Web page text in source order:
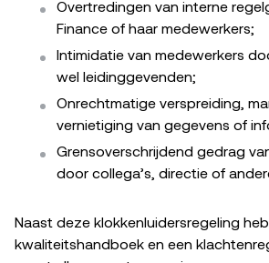
Overtredingen van interne
Finance of haar medewerkers;
Intimidatie van medewerkers
wel leidinggevenden;
Onrechtmatige verspreiding,
vernietiging van gegevens of
Grensoverschrijdend gedrag
door collega’s, directie of
Naast deze klokkenluidersregeling
kwaliteitshandboek en een